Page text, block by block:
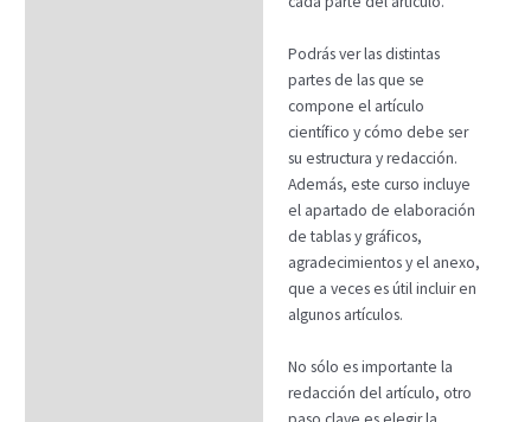
Podrás ver las distintas
partes de las que se
compone el artículo
científico y cómo debe ser
su estructura y redacción.
Además, este curso incluye
el apartado de elaboración
de tablas y gráficos,
agradecimientos y el anexo,
que a veces es útil incluir en
algunos artículos.
No sólo es importante la
redacción del artículo, otro